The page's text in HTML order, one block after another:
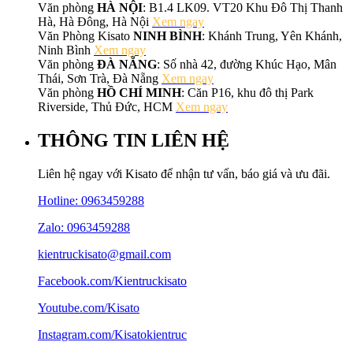
Văn phòng HÀ NỘI: B1.4 LK09. VT20 Khu Đô Thị Thanh
Hà, Hà Đông, Hà Nội Xem ngay
Văn Phòng Kisato NINH BÌNH: Khánh Trung, Yên Khánh,
Ninh Bình Xem ngay
Văn phòng ĐÀ NẴNG: Số nhà 42, đường Khúc Hạo, Mân
Thái, Sơn Trà, Đà Nẵng Xem ngay
Văn phòng HỒ CHÍ MINH: Căn P16, khu đô thị Park
Riverside, Thủ Đức, HCM Xem ngay
THÔNG TIN LIÊN HỆ
Liên hệ ngay với Kisato để nhận tư vấn, báo giá và ưu đãi.
Hotline: 0963459288
Zalo: 0963459288
kientruckisato@gmail.com
Facebook.com/Kientruckisato
Youtube.com/Kisato
Instagram.com/Kisatokientruc